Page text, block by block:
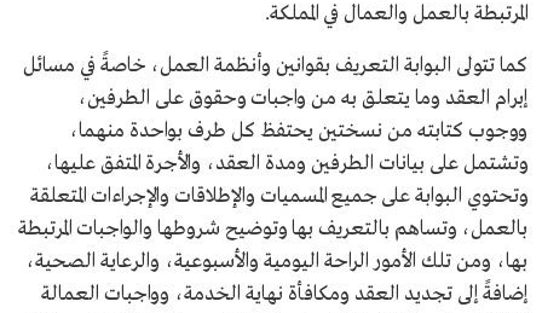
المرتبطة بالعمل والعمال في المملكة.
كما تتولى البوابة التعريف بقوانين وأنظمة العمل، خاصةً في مسائل
إبرام العقد وما يتعلق به من واجبات وحقوق على الطرفين،
ووجوب كتابته من نسختين يحتفظ كل طرف بواحدة منهما،
وتشتمل على بيانات الطرفين ومدة العقد، والأجرة المتفق عليها،
وتحتوي البوابة على جميع المسميات والإطلاقات والإجراءات المتعلقة
بالعمل، وتساهم بالتعريف بها وتوضيح شروطها والواجبات المرتبطة
بها، ومن تلك الأمور الراحة اليومية والأسبوعية، والرعاية الصحية،
إضافةً إلى تجديد العقد ومكافأة نهاية الخدمة، وواجبات العمالة